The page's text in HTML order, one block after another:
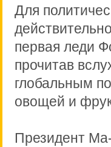
Для
первая леди
прочитав
глобальным
овощей и
Президент